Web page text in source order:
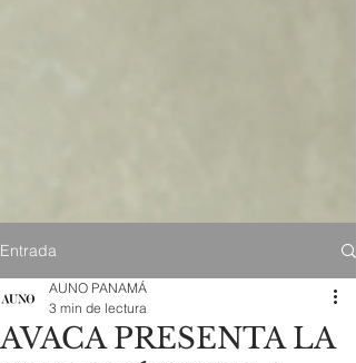
Entrada
AVACA PRESENTA LA
AUNO PANAMÁ
3 min de lectura